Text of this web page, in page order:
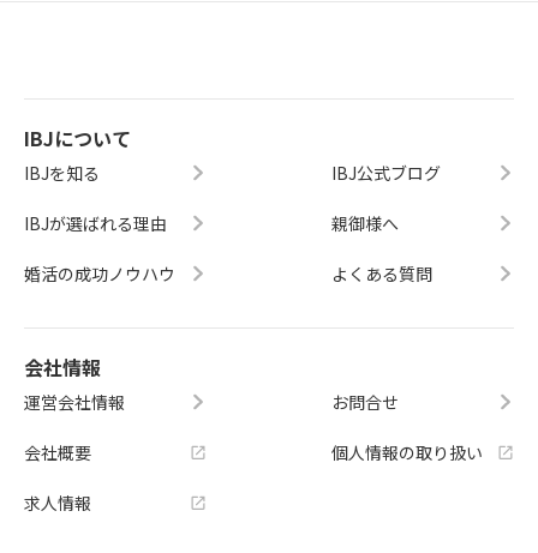
IBJについて
IBJを知る
IBJが選ばれる理由
婚活の成功ノウハウ
IBJ公式ブログ
親御様へ
よくある質問
会社情報
運営会社情報
会社概要
求人情報
お問合せ
個人情報の取り扱い